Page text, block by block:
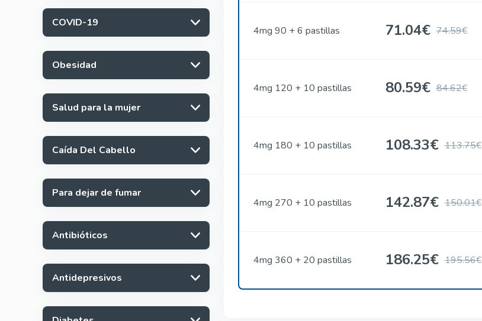
COVID-19
Obesidad
Salud para la mujer
Caída Del Cabello
Para dejar de fumar
Antibióticos
Antidepresivos
4mg 90 + 6 pastillas 71.04€ 74.59€
4mg 120 + 10 pastillas 80.59€ 84.62€
4mg 180 + 10 pastillas 108.33€ 113.75€
4mg 270 + 10 pastillas 142.87€ 150.01€
4mg 360 + 20 pastillas 186.25€ 195.56€